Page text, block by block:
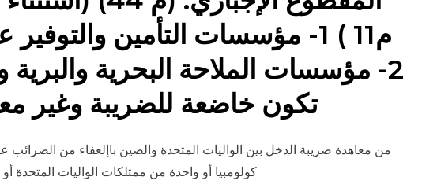
م11 ) 1- مؤسسات التأمين
2- مؤسسات الملاحة البحرية والبرية
تكون خاضعة للضريبة وغير
من معاهدة ضريبة الدخل بين الواليات المتحدة والصين باإلعفاء من